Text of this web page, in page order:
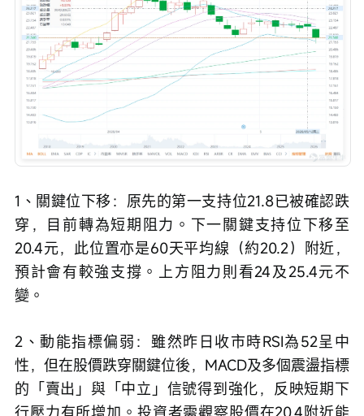
1、關鍵位下移：原先的第一支持位21.8已被確認跌
穿，目前轉為短期阻力。下一關鍵支持位下移至
20.4元，此位置亦是60天平均線（約20.2）附近，
預計會有較強支撐。上方阻力則看24及25.4元不
變。
2、動能指標偏弱：雖然昨日收市時RSI為52呈中
性，但在股價跌穿關鍵位後，MACD及多個震盪指標
的「賣出」與「中立」信號得到強化，反映短期下